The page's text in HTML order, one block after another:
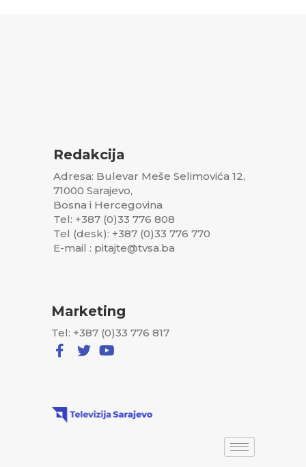
Redakcija
Adresa: Bulevar Meše Selimovića 12,
71000 Sarajevo,
Bosna i Hercegovina
Tel: +387 (0)33 776 808
Tel (desk): +387 (0)33 776 770
E-mail : pitajte@tvsa.ba
Marketing
Tel: +387 (0)33 776 817